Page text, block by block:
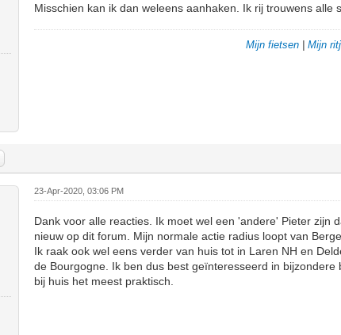
Misschien kan ik dan weleens aanhaken. Ik rij trouwens alle
Mijn fietsen| Mijn
23-Apr-2020, 03:06 PM
Dank voor alle reacties. Ik moet wel een 'andere' Pieter zijn
nieuw op dit forum. Mijn normale actie radius loopt van
Ik raak ook wel eens verder van huis tot in Laren NH en
de Bourgogne. Ik ben dus best geïnteresseerd in
bij huis het meest praktisch.